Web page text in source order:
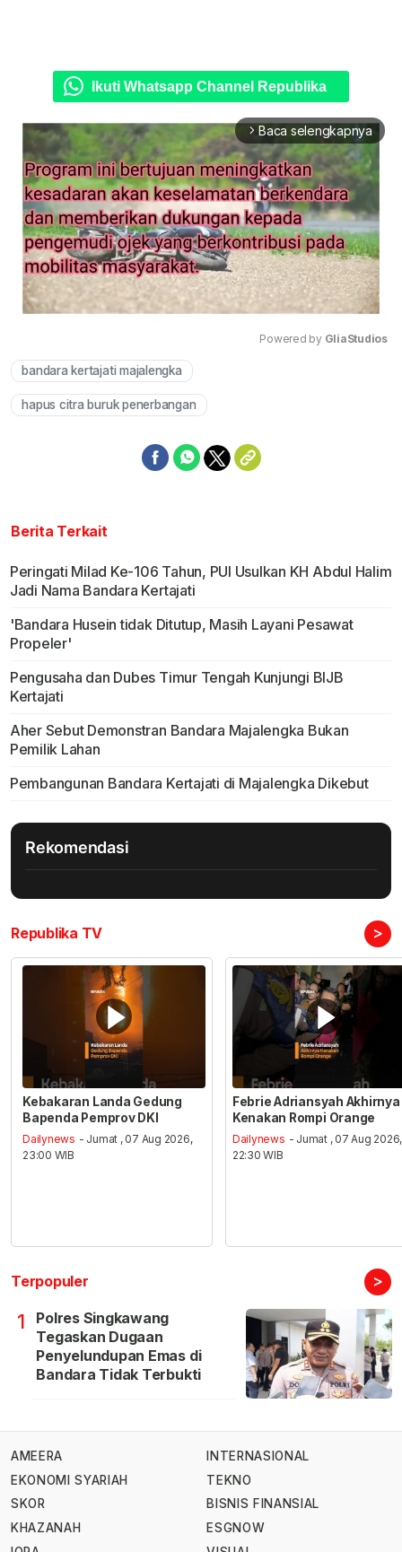
Ikuti Whatsapp Channel Republika
arrow_forward_ios Baca selengkapnya
Powered by GliaStudios
bandara kertajati majalengka
hapus citra buruk penerbangan
Berita Terkait
Peringati Milad Ke-106 Tahun, PUI Usulkan KH Abdul Halim
Jadi Nama Bandara Kertajati
'Bandara Husein tidak Ditutup, Masih Layani Pesawat
Propeler'
Pengusaha dan Dubes Timur Tengah Kunjungi BIJB
Kertajati
Aher Sebut Demonstran Bandara Majalengka Bukan
Pemilik Lahan
Pembangunan Bandara Kertajati di Majalengka Dikebut
Rekomendasi
Republika TV >
Kebakaran Landa Gedung
Bapenda Pemprov DKI
Dailynews - Jumat , 07 Aug 2026,
23:00 WIB
Febrie Adriansyah Akhirnya
Kenakan Rompi Orange
Dailynews - Jumat , 07 Aug 2026,
22:30 WIB
Terpopuler >
1
Polres Singkawang
Tegaskan Dugaan
Penyelundupan Emas di
Bandara Tidak Terbukti
AMEERA
EKONOMI SYARIAH
SKOR
KHAZANAH
INTERNASIONAL
TEKNO
BISNIS FINANSIAL
ESGNOW